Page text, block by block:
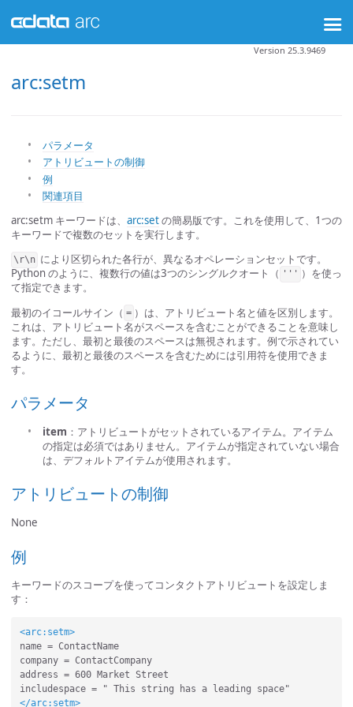
arc:setm
Version 25.3.9469
パラメータ
アトリビュートの制御
例
関連項目
arc:setm キーワードは、 arc:setの簡易版です。これを使用して、1つの
キーワードで複数のセットを実行します。
\r\n により区切られた各行が、異なるオペレーションセットです。
Python のように、複数行の値は3つのシングルクオート（ ''' ）を使っ
て指定できます。
最初のイコールサイン（ = ）は、アトリビュート名と値を区別します。
これは、アトリビュート名がスペースを含むことができることを意味し
ます。ただし、最初と最後のスペースは無視されます。例で示されてい
るように、最初と最後のスペースを含むためには引用符を使用できま
す。
パラメータ
item ：アトリビュートがセットされているアイテム。アイテム
の指定は必須ではありません。アイテムが指定されていない場合
は、デフォルトアイテムが使用されます。
アトリビュートの制御
None
例
キーワードのスコープを使ってコンタクトアトリビュートを設定しま
す：
<arc:setm>
name = ContactName
company = ContactCompany
address = 600 Market Street
</arc:setm>